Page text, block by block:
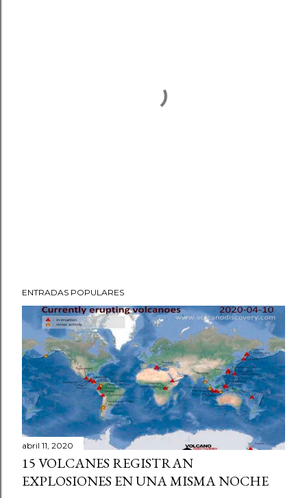
ENTRADAS POPULARES
abril 11, 2020
15 VOLCANES REGISTRAN
EXPLOSIONES EN UNA MISMA NOCHE